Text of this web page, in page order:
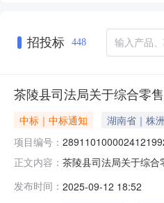
招投标 448
茶陵县司法局关于综合零
中标｜中标通知 湖南省｜株
项目编号：
正文内容： 茶陵县司法局关于综
南省株洲市茶陵县报
发布时间： 2025-09-12 18:52